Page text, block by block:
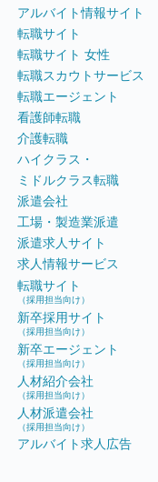
アルバイト情報サイト
転職サイト
転職サイト 女性
転職スカウトサービス
転職エージェント
看護師転職
介護転職
ハイクラス・
ミドルクラス転職
派遣会社
工場・製造業派遣
派遣求人サイト
求人情報サービス
転職サイト
（採用担当向け）
新卒採用サイト
（採用担当向け）
新卒エージェント
（採用担当向け）
人材紹介会社
（採用担当向け）
人材派遣会社
（採用担当向け）
アルバイト求人広告